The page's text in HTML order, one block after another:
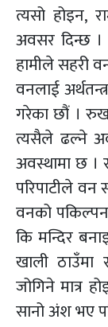
त्यसो होइन,
अवसर दिन्छ ।
हामीले सहरी
वनलाई
गरेका छौं ।
त्यसैले ढल्ने
अवस्थामा छ ।
परिपाटीले वन
वनको
कि मन्दिर
खाली
जोगिने मात्र
सानो अंश भए